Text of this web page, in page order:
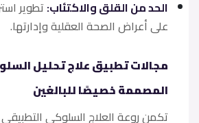
الحد من القلق والاكتئاب: تطوير
على أعراض الصحة العقلية وإدارتها.
مجالات تطبيق علاج تحليل
المصممة خصيصًا للبالغين
تكمن روعة العلاج السلوكي